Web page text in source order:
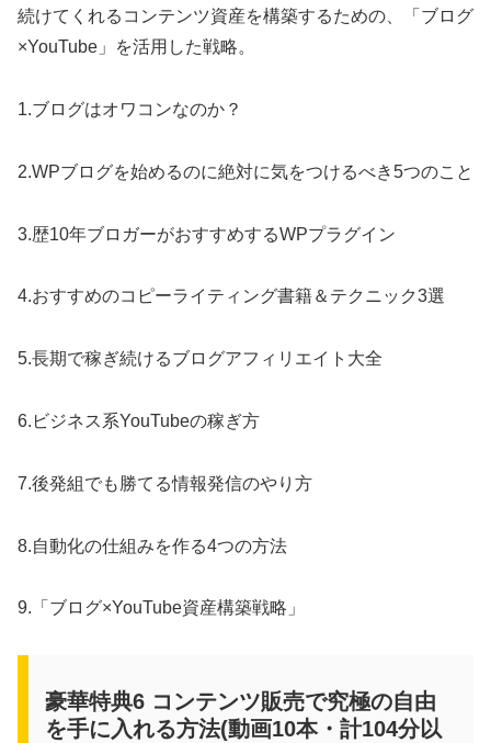
続けてくれるコンテンツ資産を構築するための、「ブログ
×YouTube」を活用した戦略。
1.ブログはオワコンなのか？
2.WPブログを始めるのに絶対に気をつけるべき5つのこと
3.歴10年ブロガーがおすすめするWPプラグイン
4.おすすめのコピーライティング書籍＆テクニック3選
5.長期で稼ぎ続けるブログアフィリエイト大全
6.ビジネス系YouTubeの稼ぎ方
7.後発組でも勝てる情報発信のやり方
8.自動化の仕組みを作る4つの方法
9.「ブログ×YouTube資産構築戦略」
豪華特典6 コンテンツ販売で究極の自由
を手に入れる方法(動画10本・計104分以